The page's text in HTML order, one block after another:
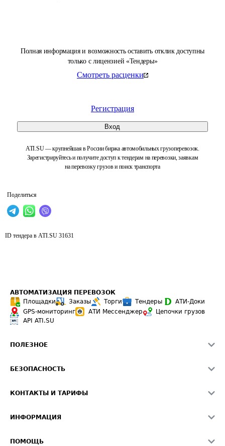
Полная информация и возможность оставить отклик доступны
только с лицензией «Тендеры»
Смотреть расценки
Регистрация
Вход
ATI.SU — крупнейшая в России биржа автомобильных грузоперевозок.
Зарегистрируйтесь и получите доступ к тендерам на перевозки, заявкам
на перевозку грузов и поиск транспорта
Поделиться
ID тендера в ATI.SU 31631
АВТОМАТИЗАЦИЯ ПЕРЕВОЗОК
Площадки
Заказы Торги Тендеры
АТИ-Доки
GPS-мониторинг
АТИ Мессенджер
Цепочки грузов
API ATI.SU
ПОЛЕЗНОЕ
Звезды ATI.SU на вашем сайте
Средние ставки
БЕЗОПАСНОСТЬ
Светофор+
О формировании Паспорта
КОНТАКТЫ И ТАРИФЫ
Реклама на сайте
ИНФОРМАЦИЯ
ПОМОЩЬ